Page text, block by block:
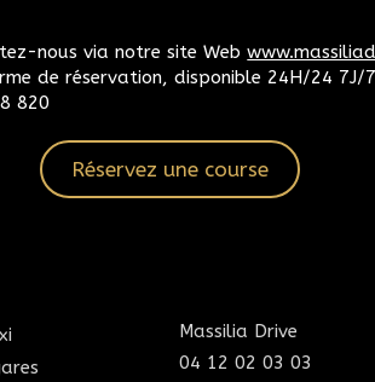
nous via notre site Web
de réservation, disponible 24H/24 7J/7
820
Réservez une course
Massilia Drive
04 12 02 03 03